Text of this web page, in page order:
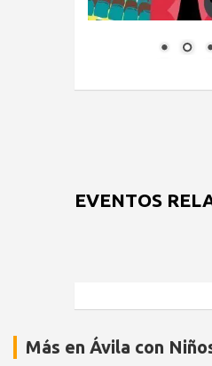
EVENTOS
Más en Ávila con